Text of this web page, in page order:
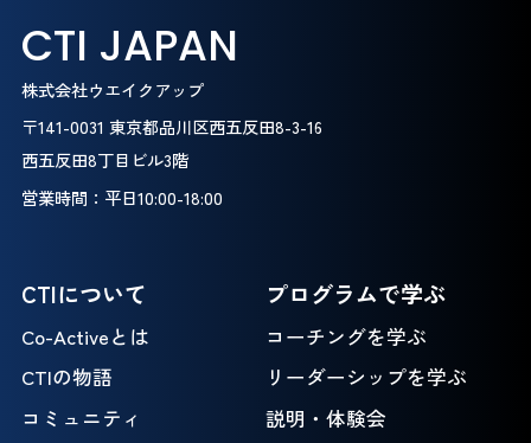
CTI JAPAN
株式会社ウエイクアップ
〒141-0031 東京都品川区西五反田8-3-16
西五反田8丁目ビル3階
営業時間：平日10:00-18:00
CTIについて
Co-Activeとは
CTIの物語
コミュニティ
プログラムで学ぶ
コーチングを学ぶ
リーダーシップを学ぶ
説明・体験会